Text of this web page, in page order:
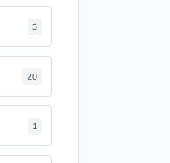
3
20
1